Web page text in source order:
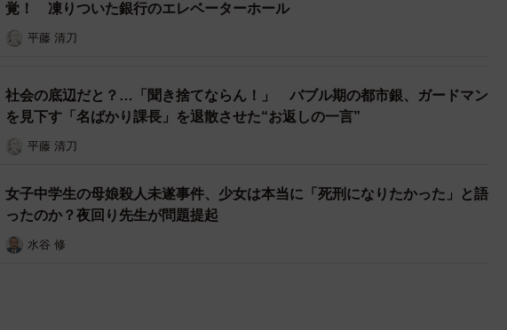
覚！ 凍りついた銀行のエレベーターホール
平藤 清刀
社会の底辺だと？…「聞き捨てならん！」 バブル期の都市銀、ガードマン
を見下す「名ばかり課長」を退散させた“お返しの一言”
平藤 清刀
女子中学生の母娘殺人未遂事件、少女は本当に「死刑になりたかった」と語
ったのか？夜回り先生が問題提起
水谷 修